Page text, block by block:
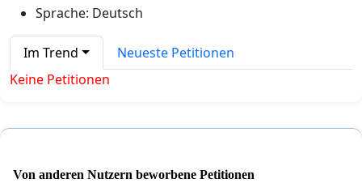
Sprache: Deutsch
Im Trend
Neueste Petitionen
Keine Petitionen
Von anderen Nutzern beworbene Petitionen